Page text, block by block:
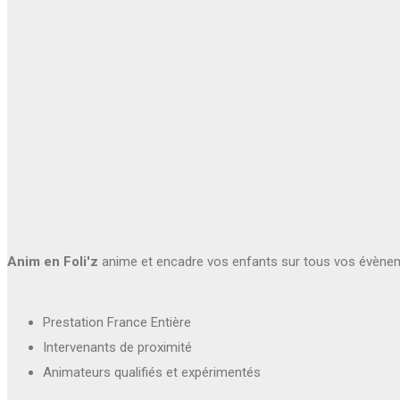
Anim en Foli'z anime et encadre vos enfants sur tous vos
Prestation France Entière
Intervenants de proximité
Animateurs qualifiés et expérimentés